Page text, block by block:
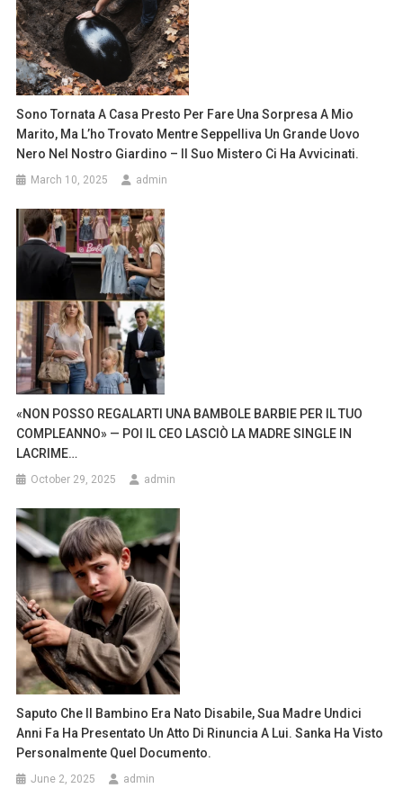
Sono Tornata A Casa Presto Per Fare Una Sorpresa A Mio
Marito, Ma L’ho Trovato Mentre Seppelliva Un Grande Uovo
Nero Nel Nostro Giardino – Il Suo Mistero Ci Ha Avvicinati.
March 10, 2025 admin
«NON POSSO REGALARTI UNA BAMBOLE BARBIE PER IL TUO
COMPLEANNO» — POI IL CEO LASCIÒ LA MADRE SINGLE IN
LACRIME…
October 29, 2025 admin
Saputo Che Il Bambino Era Nato Disabile, Sua Madre Undici
Anni Fa Ha Presentato Un Atto Di Rinuncia A Lui. Sanka Ha Visto
Personalmente Quel Documento.
June 2, 2025 admin